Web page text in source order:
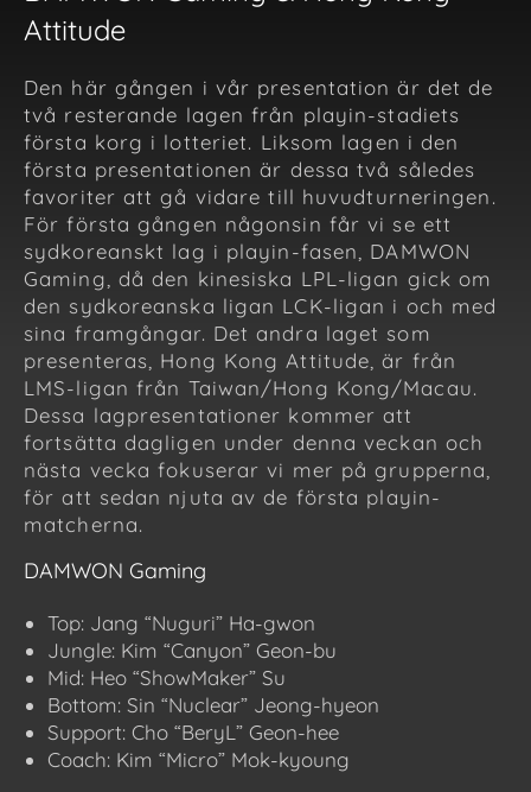
Attitude
Den här gången i vår presentation är det de
två resterande lagen från playin-stadiets
första korg i lotteriet. Liksom lagen i den
första presentationen är dessa två således
favoriter att gå vidare till huvudturneringen.
För första gången någonsin får vi se ett
sydkoreanskt lag i playin-fasen, DAMWON
Gaming, då den kinesiska LPL-ligan gick om
den sydkoreanska ligan LCK-ligan i och med
sina framgångar. Det andra laget som
presenteras, Hong Kong Attitude, är från
LMS-ligan från Taiwan/Hong Kong/Macau.
Dessa lagpresentationer kommer att
fortsätta dagligen under denna veckan och
nästa vecka fokuserar vi mer på grupperna,
för att sedan njuta av de första playin-
matcherna.
DAMWON Gaming
Top: Jang “Nuguri” Ha-gwon
Jungle: Kim “Canyon” Geon-bu
Mid: Heo “ShowMaker” Su
Bottom: Sin “Nuclear” Jeong-hyeon
Support: Cho “BeryL” Geon-hee
Coach: Kim “Micro” Mok-kyoung